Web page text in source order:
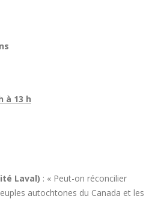
à 13 h
Laval) : « Peut-on réconcilier
autochtones du Canada et les